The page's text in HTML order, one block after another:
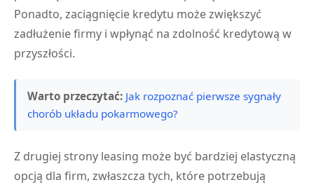
Ponadto, zaciągnięcie kredytu może zwiększyć
zadłużenie firmy i wpłynąć na zdolność kredytową w
przyszłości.
Warto przeczytać: Jak rozpoznać pierwsze sygnały
chorób układu pokarmowego?
Z drugiej strony leasing może być bardziej elastyczną
opcją dla firm, zwłaszcza tych, które potrzebują